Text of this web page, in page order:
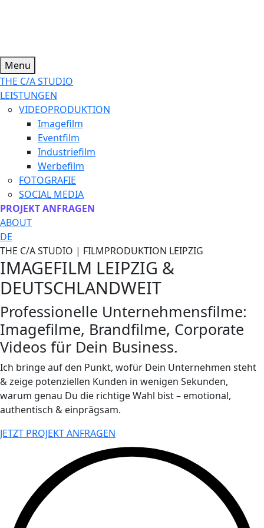
Menu
THE C/A STUDIO
LEISTUNGEN
VIDEOPRODUKTION
Imagefilm
Eventfilm
Industriefilm
Werbefilm
FOTOGRAFIE
SOCIAL MEDIA
PROJEKT ANFRAGEN
ABOUT
DE
THE C/A STUDIO | FILMPRODUKTION LEIPZIG
IMAGEFILM LEIPZIG &
DEUTSCHLANDWEIT
Professionelle Unternehmensfilme:
Imagefilme, Brandfilme, Corporate
Videos für Dein Business.
Ich bringe auf den Punkt, wofür Dein Unternehmen steht
& zeige potenziellen Kunden in wenigen Sekunden,
warum genau Du die richtige Wahl bist – emotional,
authentisch & einprägsam.
JETZT PROJEKT ANFRAGEN